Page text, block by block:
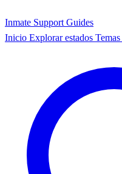
Inmate Support Guides
Inicio Explorar estados Temas